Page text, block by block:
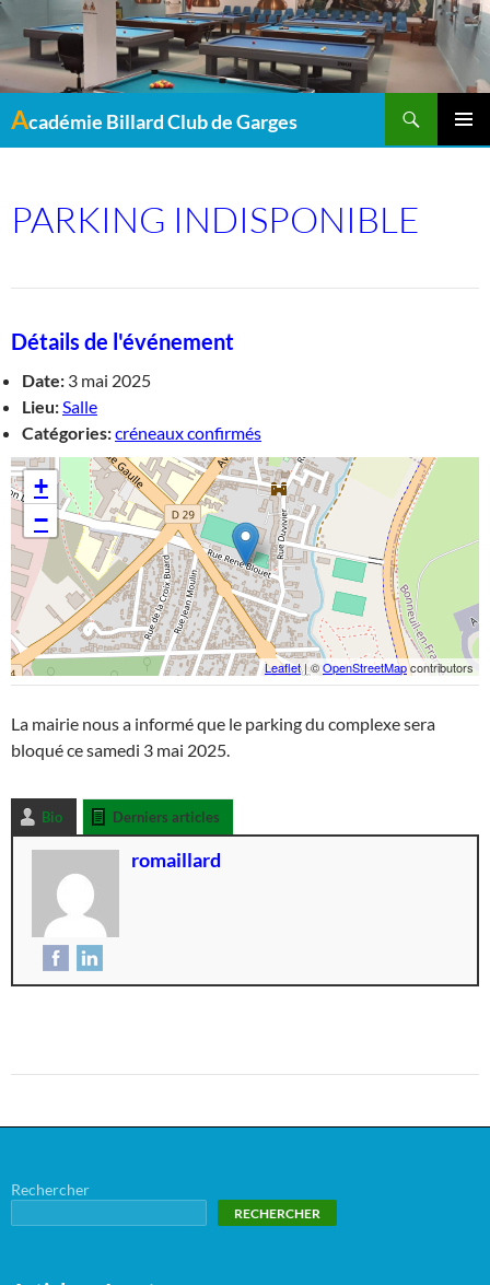
Académie Billard Club de Garges
PARKING INDISPONIBLE
Détails de l'événement
Date: 3 mai 2025
Lieu:Salle
Catégories:créneaux confirmés
+
−
Leaflet| ©OpenStreetMapcontributors
La mairie nous a informé que le parking du complexe sera
bloqué ce samedi 3 mai 2025.
Bio Derniers articles
romaillard
Rechercher
RECHERCHER